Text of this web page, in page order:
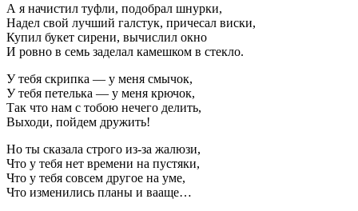
А я начистил туфли, подобрал шнурки,
Надел свой лучший галстук, причесал виски,
Купил букет сирени, вычислил окно
И ровно в семь заделал камешком в стекло.
У тебя скрипка — у меня смычок,
У тебя петелька — у меня крючок,
Так что нам с тобою нечего делить,
Выходи, пойдем дружить!
Но ты сказала строго из-за жалюзи,
Что у тебя нет времени на пустяки,
Что у тебя совсем другое на уме,
Что изменились планы и вааще…